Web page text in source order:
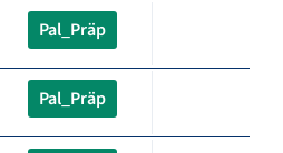
Pal_Präp
Pal_Präp